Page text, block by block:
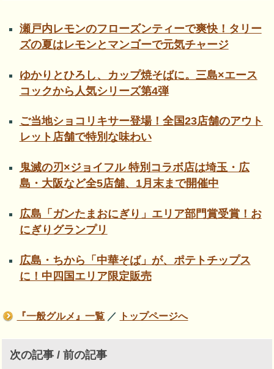
瀬戸内レモンのフローズンティーで爽快！タリー
ズの夏はレモンとマンゴーで元気チャージ
ゆかりとひろし、カップ焼そばに。三島×エース
コックから人気シリーズ第4弾
ご当地ショコリキサー登場！全国23店舗のアウト
レット店舗で特別な味わい
鬼滅の刃×ジョイフル 特別コラボ店は埼玉・広
島・大阪など全5店舗、1月末まで開催中
広島「ガンたまおにぎり」エリア部門賞受賞！お
にぎりグランプリ
広島・ちから「中華そば」が、ポテトチップス
に！中四国エリア限定販売
『一般グルメ』一覧 ／ トップページへ
次の記事 / 前の記事